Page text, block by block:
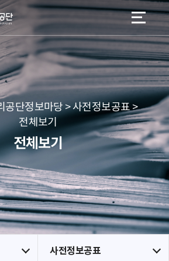
본문 바로가기
메뉴 바로가기
공단정보마당 > 사전정보공표 >
전체보기
전체보기
사전정보공표